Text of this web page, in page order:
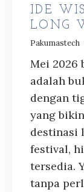
IDE
LONG
Pakumastech
Mei 2026
adalah
dengan
yang
destinasi
festival,
tersedia.
tanpa